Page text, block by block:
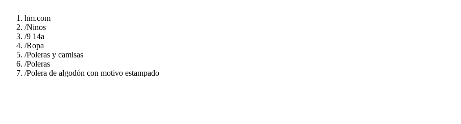
hm.com
/Ninos
/9 14a
/Ropa
/Poleras y camisas
/Poleras
/Polera de algodón con motivo estampado